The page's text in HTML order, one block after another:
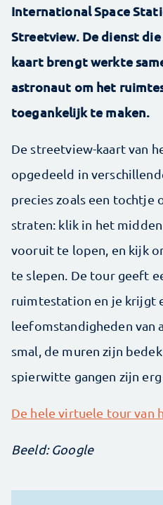
International Space
Streetview. De dienst
kaart brengt werkte
astronaut om het
toegankelijk te maken.
De streetview-kaart van
opgedeeld in
precies zoals een tochtje
straten: klik in het
vooruit te lopen, en kijk
te slepen. De tour geeft
ruimtestation en je krijgt
leefomstandigheden van
smal, de muren zijn
spierwitte gangen zijn erg
De hele virtuele tour van
Beeld: Google